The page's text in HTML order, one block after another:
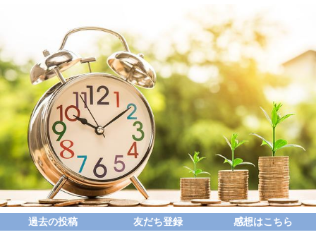
過去の投稿 友だち登録 感想はこちら